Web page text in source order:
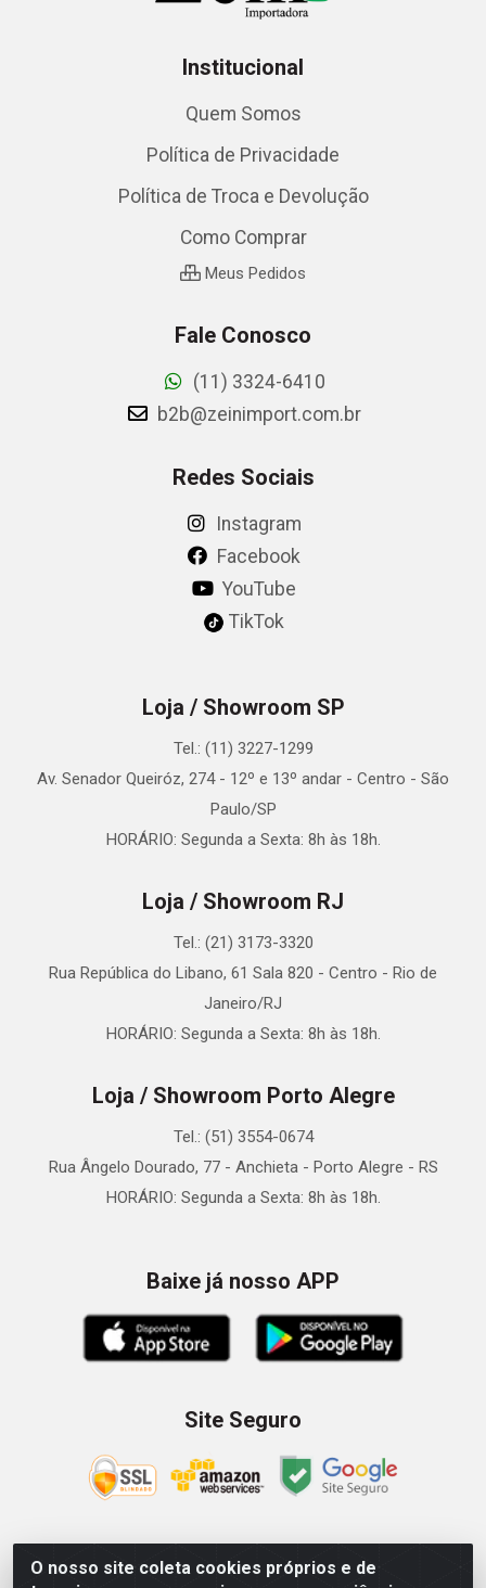
O nosso site coleta cookies próprios e de
Institucional
Quem Somos
Política de Privacidade
Política de Troca e Devolução
Como Comprar
Meus Pedidos
Fale Conosco
(11) 3324-6410
b2b@zeinimport.com.br
Redes Sociais
Instagram
Facebook
YouTube
TikTok
Loja / Showroom SP
Tel.: (11) 3227-1299
Av. Senador Queiróz, 274 - 12º e 13º andar - Centro - São
Paulo/SP
HORÁRIO: Segunda a Sexta: 8h às 18h.
Loja / Showroom RJ
Tel.: (21) 3173-3320
Rua República do Libano, 61 Sala 820 - Centro - Rio de
Janeiro/RJ
HORÁRIO: Segunda a Sexta: 8h às 18h.
Loja / Showroom Porto Alegre
Tel.: (51) 3554-0674
Rua Ângelo Dourado, 77 - Anchieta - Porto Alegre - RS
HORÁRIO: Segunda a Sexta: 8h às 18h.
Baixe já nosso APP
Site Seguro
Zein Importação e Comércio LTDA - Av. Senador Queiróz, 274